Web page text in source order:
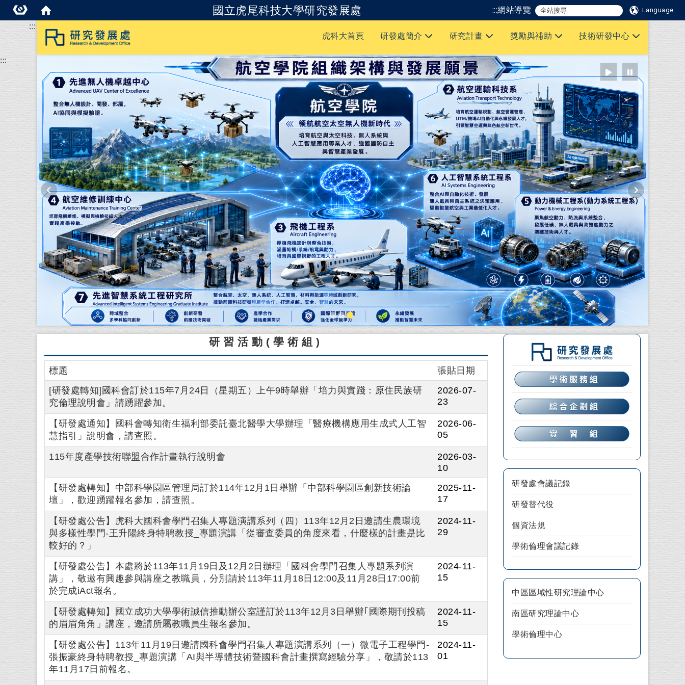
國立虎尾科技大學研究發展處 :::網站導覽 Language
跳到主要內容
:::
虎科大首頁
研發處簡介 研究計畫 獎勵與補助 技術研發中心
:::
研習活動(學術組)
標題
張貼日期
[研發處轉知]國科會訂於115年7月24日（星期五）上午9時舉辦「培力與實踐：原住民族研
究倫理說明會」請踴躍參加。
2026-07-
23
【研發處通知】國科會轉知衛生福利部委託臺北醫學大學辦理「醫療機構應用生成式人工智
慧指引」說明會，請查照。
2026-06-
05
115年度產學技術聯盟合作計畫執行說明會
2026-03-
10
【研發處轉知】中部科學園區管理局訂於114年12月1日舉辦「中部科學園區創新技術論
壇」，歡迎踴躍報名參加，請查照。
2025-11-
17
【研發處公告】虎科大國科會學門召集人專題演講系列（四）113年12月2日邀請生農環境
與多樣性學門-王升陽終身特聘教授_專題演講「從審查委員的角度來看，什麼樣的計畫是比
較好的？」
2024-11-
29
【研發處公告】本處將於113年11月19日及12月2日辦理「國科會學門召集人專題系列演
講」，敬邀有興趣參與講座之教職員，分別請於113年11月18日12:00及11月28日17:00前
於完成iAct報名。
2024-11-
15
【研發處轉知】國立成功大學學術誠信推動辦公室謹訂於113年12月3日舉辦｢國際期刊投稿
的眉眉角角」講座，邀請所屬教職員生報名參加。
2024-11-
15
【研發處公告】113年11月19日邀請國科會學門召集人專題演講系列（一）微電子工程學門-
張振豪終身特聘教授_專題演講「AI與半導體技術暨國科會計畫撰寫經驗分享」，敬請於113
年11月17日前報名。
2024-11-
01
研發處會議記錄
研發替代役
個資法規
學術倫理會議記錄
中區區域性研究理論中心
南區研究理論中心
學術倫理中心